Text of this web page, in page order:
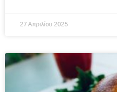
27 Απριλίου 2025